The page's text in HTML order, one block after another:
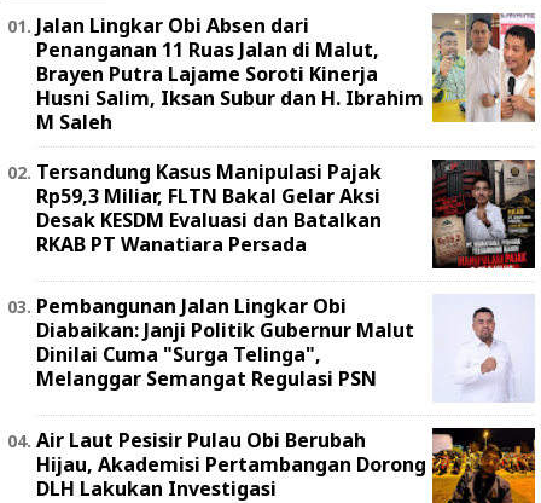
Jalan Lingkar Obi Absen dari
Penanganan 11 Ruas Jalan di Malut,
Brayen Putra Lajame Soroti Kinerja
Husni Salim, Iksan Subur dan H. Ibrahim
M Saleh
Tersandung Kasus Manipulasi Pajak
Rp59,3 Miliar, FLTN Bakal Gelar Aksi
Desak KESDM Evaluasi dan Batalkan
RKAB PT Wanatiara Persada ‎
Pembangunan Jalan Lingkar Obi
Diabaikan: Janji Politik Gubernur Malut
Dinilai Cuma "Surga Telinga",
Melanggar Semangat Regulasi PSN ‎
Air Laut Pesisir Pulau Obi Berubah
Hijau, Akademisi Pertambangan Dorong
DLH Lakukan Investigasi